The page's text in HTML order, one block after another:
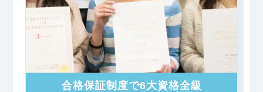
合格保証制度で6大資格全級